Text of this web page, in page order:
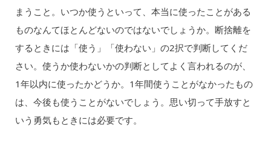
まうこと。いつか使うといって、本当に使ったことがある
ものなんてほとんどないのではないでしょうか。断捨離を
するときには「使う」「使わない」の2択で判断してくだ
さい。使うか使わないかの判断としてよく言われるのが、
1年以内に使ったかどうか。1年間使うことがなかったもの
は、今後も使うことがないでしょう。思い切って手放すと
いう勇気もときには必要です。